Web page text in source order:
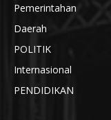
Pemerintahan
Daerah
POLITIK
Internasional
PENDIDIKAN